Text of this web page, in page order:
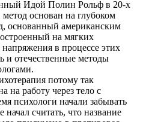
Идой Полин Рольф в 20-х
основан на глубоком
основанный американским
на мягких
в процессе этих
и отечественные методы
потому так
на работу через тело с
психологи начали забывать
считать, что название